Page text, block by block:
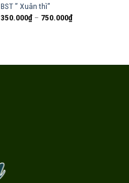
BST ” Xuân thì”
350.000₫ – 750.000₫Khoảng
giá: